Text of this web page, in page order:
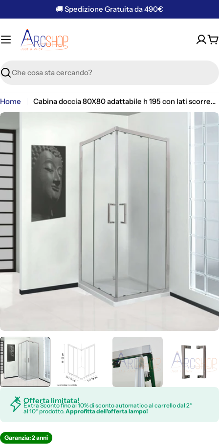
al
contenuto
🚚 Spedizione Gratuita da 490€
Ricerca
Home Cabina doccia 80X80 adattabile h 195 con lati scorrevoli
supporto 0 in modalità modale
Offerta limitata!
Extra Sconto fino al 10% di sconto automatico al carrello dal 2°
al 10° prodotto.Approfitta dell'offerta lampo!
Garanzia: 2 anni